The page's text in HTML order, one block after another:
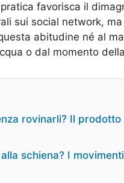
favorisca il
sui social network,
abitudine né al
o dal momento
rovinarli? Il prodotto
schiena? I